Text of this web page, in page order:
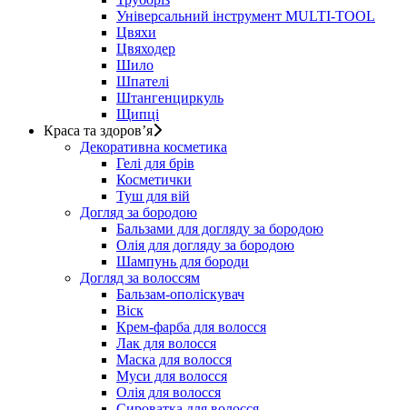
Універсальний інструмент MULTI-TOOL
Цвяхи
Цвяходер
Шило
Шпателі
Штангенциркуль
Щипці
Краса та здоров’я
Декоративна косметика
Гелі для брів
Косметички
Туш для вій
Догляд за бородою
Бальзами для догляду за бородою
Олія для догляду за бородою
Шампунь для бороди
Догляд за волоссям
Бальзам-ополіскувач
Віск
Крем-фарба для волосся
Лак для волосся
Маска для волосся
Муси для волосся
Олія для волосся